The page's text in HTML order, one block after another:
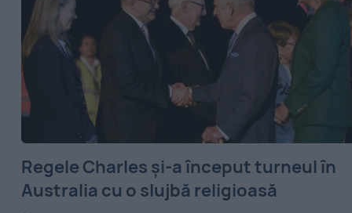
Regele Charles și-a început turneul în
Australia cu o slujbă religioasă